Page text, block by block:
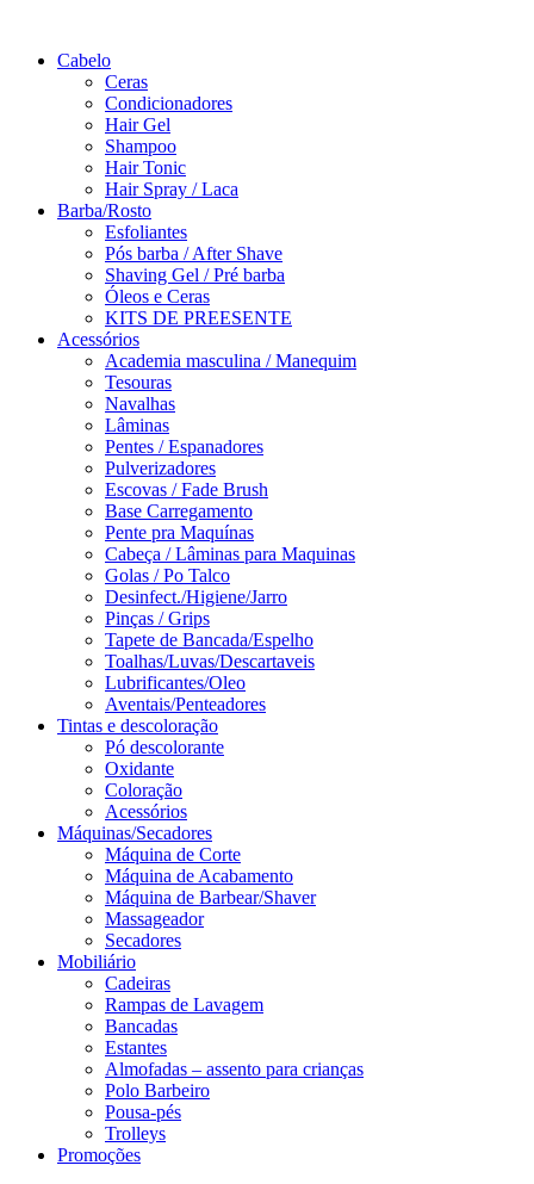
Cabelo
Ceras
Condicionadores
Hair Gel
Shampoo
Hair Tonic
Hair Spray / Laca
Barba/Rosto
Esfoliantes
Pós barba / After Shave
Shaving Gel / Pré barba
Óleos e Ceras
KITS DE PREESENTE
Acessórios
Academia masculina / Manequim
Tesouras
Navalhas
Lâminas
Pentes / Espanadores
Pulverizadores
Escovas / Fade Brush
Base Carregamento
Pente pra Maquínas
Cabeça / Lâminas para Maquinas
Golas / Po Talco
Desinfect./Higiene/Jarro
Pinças / Grips
Tapete de Bancada/Espelho
Toalhas/Luvas/Descartaveis
Lubrificantes/Oleo
Aventais/Penteadores
Tintas e descoloração
Pó descolorante
Oxidante
Coloração
Acessórios
Máquinas/Secadores
Máquina de Corte
Máquina de Acabamento
Máquina de Barbear/Shaver
Massageador
Secadores
Mobiliário
Cadeiras
Rampas de Lavagem
Bancadas
Estantes
Almofadas – assento para crianças
Polo Barbeiro
Pousa-pés
Trolleys
Promoções